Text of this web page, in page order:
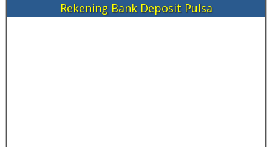
Rekening Bank Deposit Pulsa